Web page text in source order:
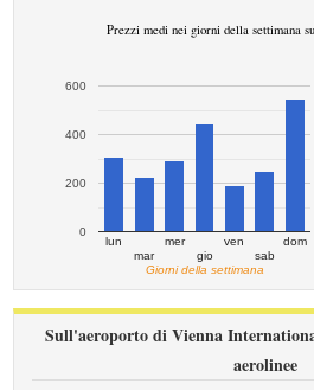
Prezzi medi nei giorni della settimana
lun
mar
mer
gio
ven
sab
dom
0
200
400
600
Giorni della settimana
Sull'aeroporto di Vienna
aerolinee